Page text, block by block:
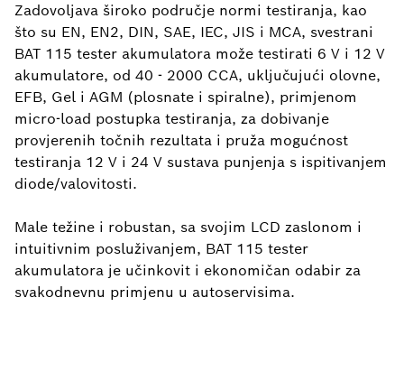
Zadovoljava široko područje normi testiranja, kao
što su EN, EN2, DIN, SAE, IEC, JIS i MCA, svestrani
BAT 115 tester akumulatora može testirati 6 V i 12 V
akumulatore, od 40 - 2000 CCA, uključujući olovne,
EFB, Gel i AGM (plosnate i spiralne), primjenom
micro-load postupka testiranja, za dobivanje
provjerenih točnih rezultata i pruža mogućnost
testiranja 12 V i 24 V sustava punjenja s ispitivanjem
diode/valovitosti.
Male težine i robustan, sa svojim LCD zaslonom i
intuitivnim posluživanjem, BAT 115 tester
akumulatora je učinkovit i ekonomičan odabir za
svakodnevnu primjenu u autoservisima.